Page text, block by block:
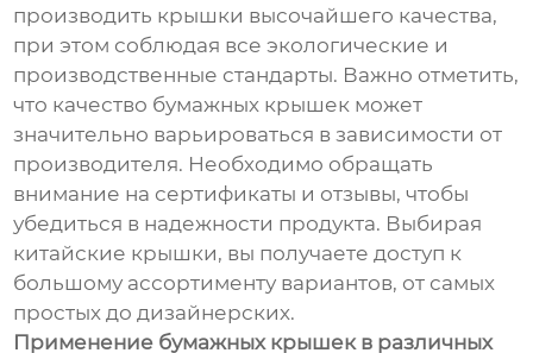
производить крышки высочайшего качества,
при этом соблюдая все экологические и
производственные стандарты. Важно отметить,
что качество бумажных крышек может
значительно варьироваться в зависимости от
производителя. Необходимо обращать
внимание на сертификаты и отзывы, чтобы
убедиться в надежности продукта. Выбирая
китайские крышки, вы получаете доступ к
большому ассортименту вариантов, от самых
простых до дизайнерских.
Применение бумажных крышек в различных